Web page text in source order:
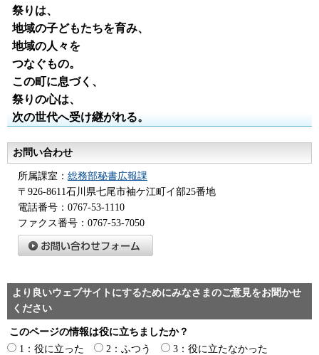
祭りは、
地域の子どもたちを育み、
地域の人々を
つなぐもの。
この町に息づく、
祭りの心は、
次の世代へ受け継がれる。
お問い合わせ
所属課室： 総務部秘書広報課
〒926-8611石川県七尾市袖ケ江町イ部25番地
電話番号：0767-53-1110
ファクス番号：0767-53-7050
より良いウェブサイトにするためにみなさまのご意見をお聞かせ
ください
このページの情報は役に立ちましたか？
1：役に立った
2：ふつう 3：役に立たなかった